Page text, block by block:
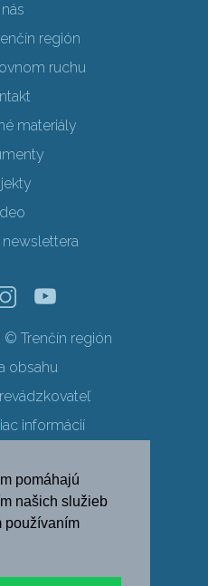
pomáhajú
našich služieb
používaním
región
ruchu
materiály
Trenčín región
obsahu
informácií
údajov
DE
PL